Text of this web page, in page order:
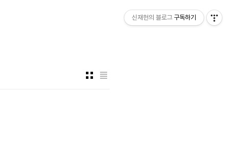
신재헌의 블로그 구독하기